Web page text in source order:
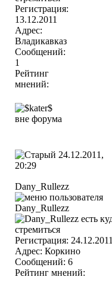
Регистрация:
13.12.2011
Адрес:
Владикавказ
Сообщений:
1
Рейтинг
мнений:
24.12.2011,
20:29
Dany_Rullezz
Регистрация: 24.12.2011
Адрес: Коркино
Сообщений: 6
Рейтинг мнений: